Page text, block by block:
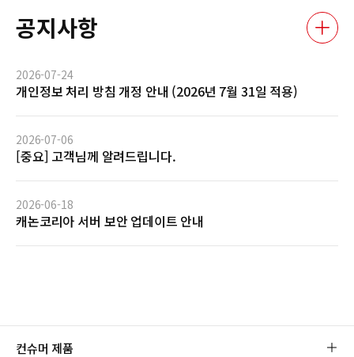
공지사항
2026-07-24
개인정보 처리 방침 개정 안내 (2026년 7월 31일 적용)
2026-07-06
[중요] 고객님께 알려드립니다.
2026-06-18
캐논코리아 서버 보안 업데이트 안내
컨슈머 제품